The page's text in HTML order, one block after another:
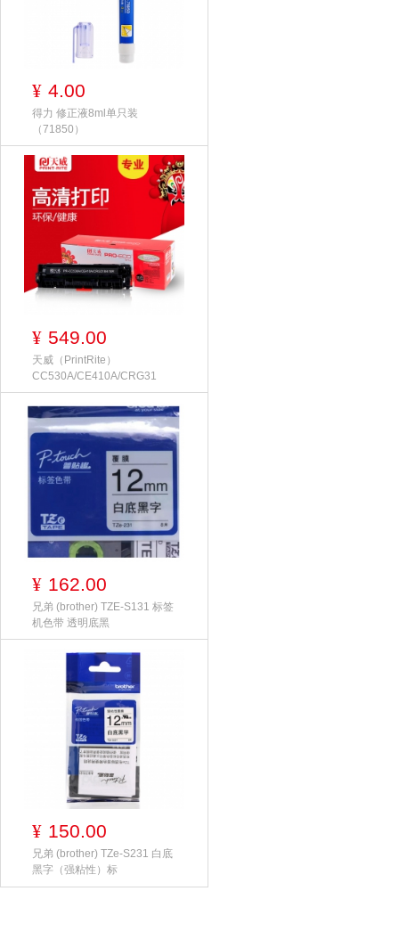
¥ 4.00
得力 修正液8ml单只装
（71850）
¥ 549.00
天威（PrintRite）
CC530A/CE410A/CRG31
¥ 162.00
兄弟 (brother) TZE-S131 标签
机色带 透明底黑
¥ 150.00
兄弟 (brother) TZe-S231 白底
黑字（强粘性）标